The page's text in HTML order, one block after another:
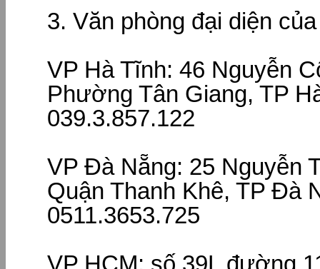
3. Văn phòng đại diện
VP Hà Tĩnh: 46 Nguyễn
Phường Tân Giang, TP
039.3.857.122
VP Đà Nẵng: 25 Nguyễn
Quận Thanh Khê, TP Đà
0511.3653.725
VP HCM: số 39L đường